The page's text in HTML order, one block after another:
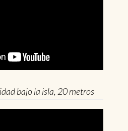
bajo la isla, 20 metros